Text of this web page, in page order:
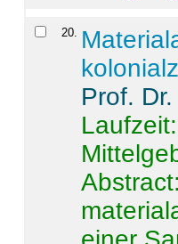
20
Prof.